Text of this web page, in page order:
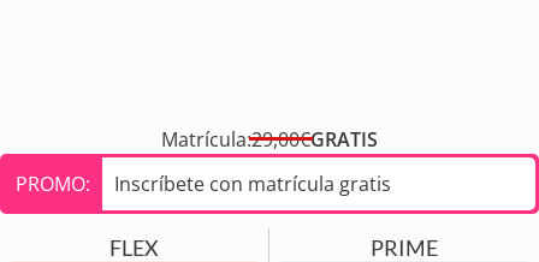
Matrícula:29,00€GRATIS
PROMO:
Inscríbete con matrícula gratis
FLEX PRIME